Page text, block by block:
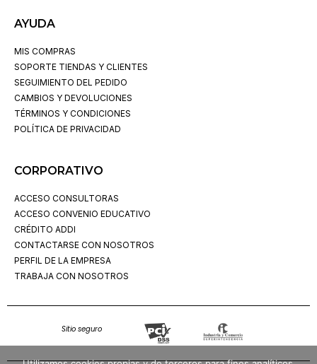
AYUDA
MIS COMPRAS
SOPORTE TIENDAS Y CLIENTES
SEGUIMIENTO DEL PEDIDO
CAMBIOS Y DEVOLUCIONES
TÉRMINOS Y CONDICIONES
POLÍTICA DE PRIVACIDAD
CORPORATIVO
ACCESO CONSULTORAS
ACCESO CONVENIO EDUCATIVO
CRÉDITO ADDI
CONTACTARSE CON NOSOTROS
PERFIL DE LA EMPRESA
TRABAJA CON NOSOTROS
Sitio seguro